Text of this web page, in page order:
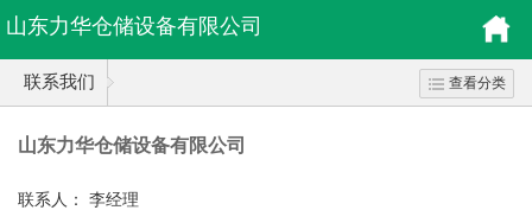
山东力华仓储设备有限公司
联系我们 查看分类
山东力华仓储设备有限公司
联系人：
李经理